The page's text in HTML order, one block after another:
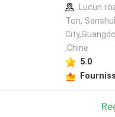
fabricant
Lucun
Ton,
,Chine
5.0